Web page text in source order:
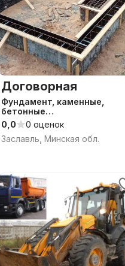
Договорная
Фундамент, каменные,
бетонные
работы,моналитные работы
/ Гарантия и договор,
качество
0,0
0 оценок
Заславль, Минская обл.